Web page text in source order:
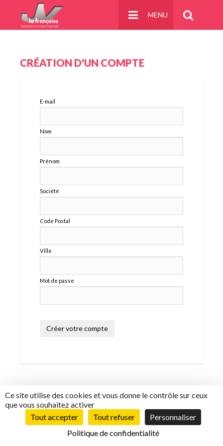
En poursuivant votre navigation sur ce site, vous
acceptez l'utilisation de cookies pour réaliser des
statistiques d'audiences.En savoir plus
MENU
CRÉATION D'UN COMPTE
E-mail
Nom
Prénom
Société
Code Postal
Ville
Mot de passe
© 2026 - Tous droits réservés - HébergementNet-
Conception.com
Panneau de gestion des cookies
Ce site utilise des cookies et vous donne le contrôle sur ceux
que vous souhaitez activer
Tout accepter
Tout refuser
Personnaliser
Politique de confidentialité